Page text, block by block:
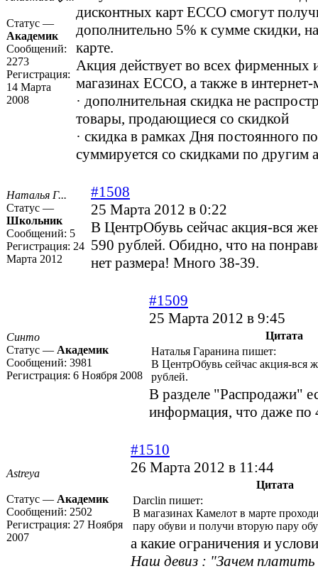
Статус —
Академик
Сообщений:
2273
Регистрация:
14 Марта
2008
дисконтных карт ECCO смогут
дополнительно 5% к сумме скидки,
карте.
Акция действует во всех фирменных
магазинах ECCO, а также в интернет-
· дополнительная скидка не
товары, продающиеся со скидкой
· скидка в рамках Дня постоянного
суммируется со скидками по другим
Наталья Г...
Статус —
Школьник
Сообщений: 5
Регистрация: 24
Марта 2012
#1508
25 Марта 2012 в 0:22
В ЦентрОбувь сейчас акция-вся
590 рублей. Обидно, что на
нет размера! Много 38-39.
Синто
Статус — Академик
Сообщений: 3981
Регистрация: 6 Ноября 2008
#1509
25 Марта 2012 в 9:45
Цитата
Наталья Гаранина пишет:
В ЦентрОбувь сейчас акция-вся
рублей.
В разделе "Распродажи"
информация, что даже по
Astreya
Статус — Академик
Сообщений: 2502
Регистрация: 27 Ноября
2007
#1510
26 Марта 2012 в 11:44
Цитата
Darclin пишет:
В магазинах Камелот в марте
пару обуви и получи вторую пару
а какие ограничения и
Наш девиз : "Зачем